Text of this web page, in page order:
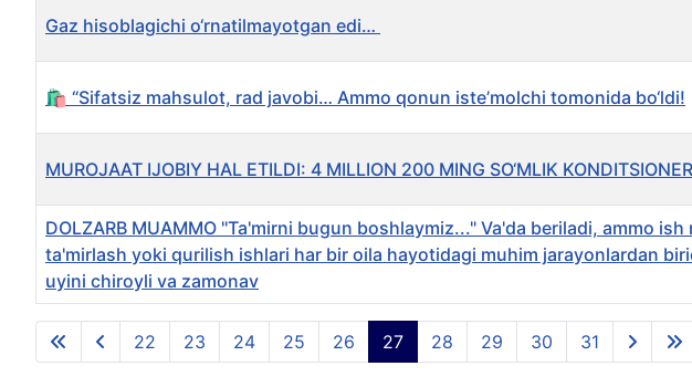
Материалы
Gaz hisoblagichi o‘rnatilmayotgan edi…
🛍️ “Sifatsiz mahsulot, rad javobi… Ammo qonun iste’molchi tomonida bo‘ldi!
MUROJAAT IJOBIY HAL ETILDI: 4 MILLION 200 MING SO‘MLIK
DOLZARB MUAMMO "Ta'mirni bugun boshlaymiz..." Va'da beriladi, ammo
ta'mirlash yoki qurilish ishlari har bir oila hayotidagi muhim jarayonlardan
uyini chiroyli va zamonav
22 23 24 25 26 27 28 29 30 31